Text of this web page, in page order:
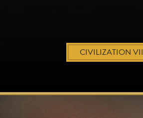
CIVILIZATION VII